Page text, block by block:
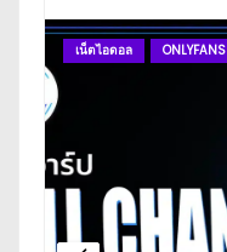
n
a
v
g
เน็ตไอดอล ONLYFANS